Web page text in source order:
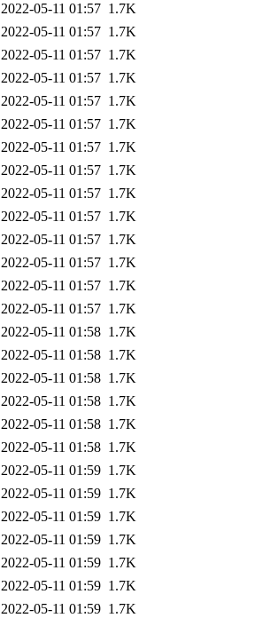
2022-05-11 01:57 1.7K
2022-05-11 01:57 1.7K
2022-05-11 01:57 1.7K
2022-05-11 01:57 1.7K
2022-05-11 01:57 1.7K
2022-05-11 01:57 1.7K
2022-05-11 01:57 1.7K
2022-05-11 01:57 1.7K
2022-05-11 01:57 1.7K
2022-05-11 01:57 1.7K
2022-05-11 01:57 1.7K
2022-05-11 01:57 1.7K
2022-05-11 01:57 1.7K
2022-05-11 01:57 1.7K
2022-05-11 01:58 1.7K
2022-05-11 01:58 1.7K
2022-05-11 01:58 1.7K
2022-05-11 01:58 1.7K
2022-05-11 01:58 1.7K
2022-05-11 01:58 1.7K
2022-05-11 01:59 1.7K
2022-05-11 01:59 1.7K
2022-05-11 01:59 1.7K
2022-05-11 01:59 1.7K
2022-05-11 01:59 1.7K
2022-05-11 01:59 1.7K
2022-05-11 01:59 1.7K